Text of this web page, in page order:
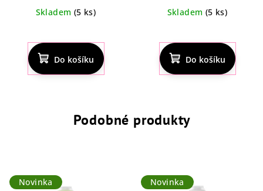
Skladem (5 ks)
Do košíku
Skladem (5 ks)
Do košíku
Podobné produkty
Novinka Novinka